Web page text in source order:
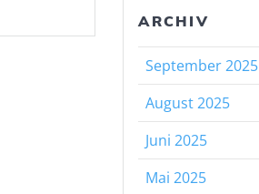
ARCHIV
September 2025
August 2025
Juni 2025
Mai 2025